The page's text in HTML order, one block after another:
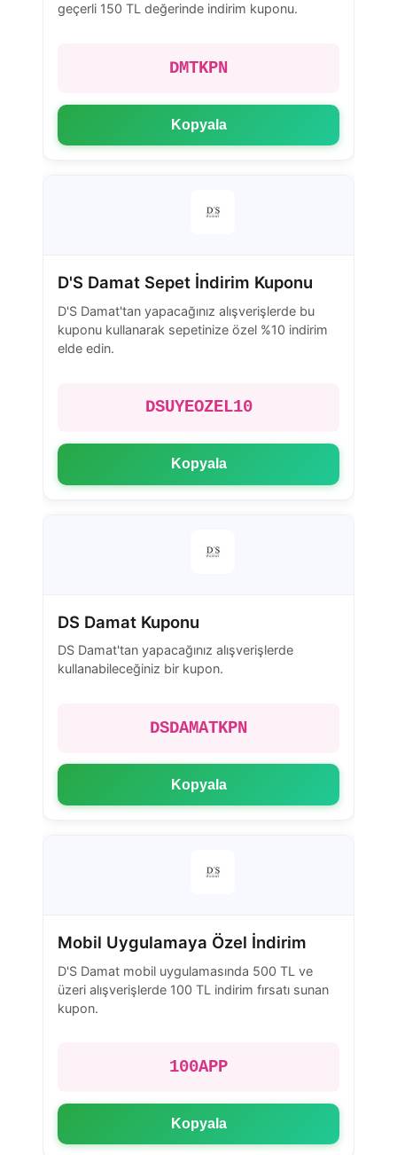
geçerli 150 TL değerinde indirim kuponu.
DMTKPN
Kopyala
D'S Damat Sepet İndirim Kuponu
D'S Damat'tan yapacağınız alışverişlerde bu
kuponu kullanarak sepetinize özel %10 indirim
elde edin.
DSUYEOZEL10
Kopyala
DS Damat Kuponu
DS Damat'tan yapacağınız alışverişlerde
kullanabileceğiniz bir kupon.
DSDAMATKPN
Kopyala
Mobil Uygulamaya Özel İndirim
D'S Damat mobil uygulamasında 500 TL ve
üzeri alışverişlerde 100 TL indirim fırsatı sunan
kupon.
100APP
Kopyala